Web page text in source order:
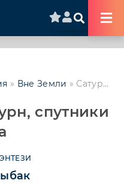
» Вне Земли » Сатурн, спутники и кольца Сатурна
спутники